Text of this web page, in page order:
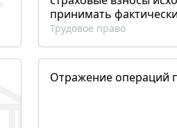
принимать
Трудовое право
Отражение операций